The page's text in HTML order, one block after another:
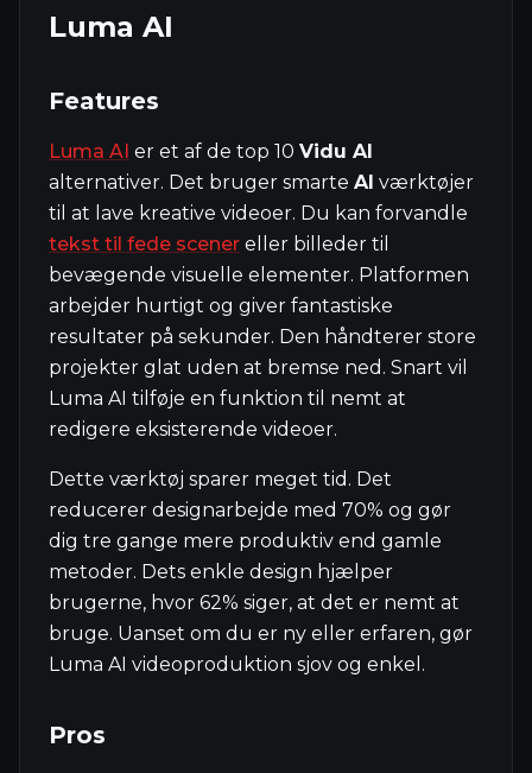
Luma AI
Features
Luma AI er et af de top 10 Vidu AI
alternativer. Det bruger smarte AI værktøjer
til at lave kreative videoer. Du kan forvandle
tekst til fede scener eller billeder til
bevægende visuelle elementer. Platformen
arbejder hurtigt og giver fantastiske
resultater på sekunder. Den håndterer store
projekter glat uden at bremse ned. Snart vil
Luma AI tilføje en funktion til nemt at
redigere eksisterende videoer.
Dette værktøj sparer meget tid. Det
reducerer designarbejde med 70% og gør
dig tre gange mere produktiv end gamle
metoder. Dets enkle design hjælper
brugerne, hvor 62% siger, at det er nemt at
bruge. Uanset om du er ny eller erfaren, gør
Luma AI videoproduktion sjov og enkel.
Pros